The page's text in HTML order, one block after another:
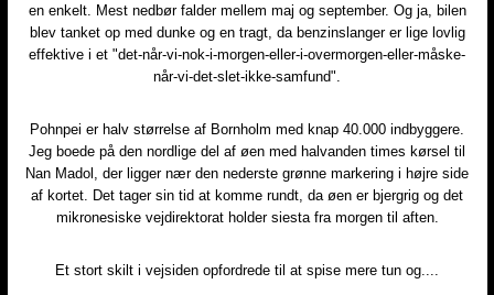
en enkelt. Mest nedbør falder mellem maj og september. Og ja, bilen
blev tanket op med dunke og en tragt, da benzinslanger er lige lovlig
effektive i et "det-når-vi-nok-i-morgen-eller-i-overmorgen-eller-måske-
når-vi-det-slet-ikke-samfund".
Pohnpei er halv størrelse af Bornholm med knap 40.000 indbyggere.
Jeg boede på den nordlige del af øen med halvanden times kørsel til
Nan Madol, der ligger nær den nederste grønne markering i højre side
af kortet. Det tager sin tid at komme rundt, da øen er bjergrig og det
mikronesiske vejdirektorat holder siesta fra morgen til aften.
Et stort skilt i vejsiden opfordrede til at spise mere tun og....